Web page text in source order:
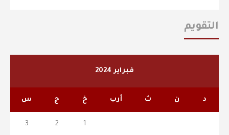
التقويم
فبراير 2024
د ن ث أرب خ ج س
1
2
3